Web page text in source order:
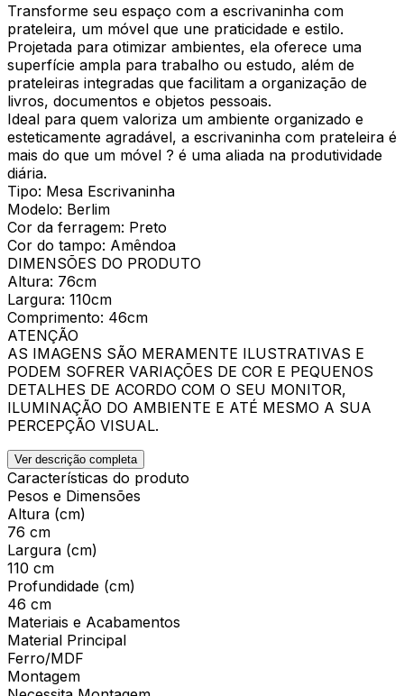
Transforme seu espaço com a escrivaninha com
prateleira, um móvel que une praticidade e estilo.
Projetada para otimizar ambientes, ela oferece uma
superfície ampla para trabalho ou estudo, além de
prateleiras integradas que facilitam a organização de
livros, documentos e objetos pessoais.
Ideal para quem valoriza um ambiente organizado e
esteticamente agradável, a escrivaninha com prateleira é
mais do que um móvel ? é uma aliada na produtividade
diária.
Tipo: Mesa Escrivaninha
Modelo: Berlim
Cor da ferragem: Preto
Cor do tampo: Amêndoa
DIMENSÕES DO PRODUTO
Altura: 76cm
Largura: 110cm
Comprimento: 46cm
ATENÇÃO
AS IMAGENS SÃO MERAMENTE ILUSTRATIVAS E
PODEM SOFRER VARIAÇÕES DE COR E PEQUENOS
DETALHES DE ACORDO COM O SEU MONITOR,
ILUMINAÇÃO DO AMBIENTE E ATÉ MESMO A SUA
PERCEPÇÃO VISUAL.
Ver descrição completa
Características do produto
Pesos e Dimensões
Altura (cm)
76 cm
Largura (cm)
110 cm
Profundidade (cm)
46 cm
Materiais e Acabamentos
Material Principal
Ferro/MDF
Montagem